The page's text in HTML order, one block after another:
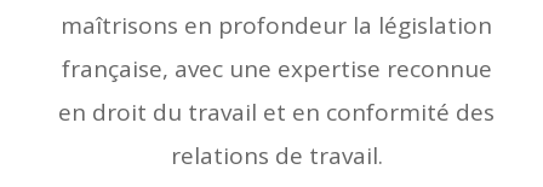
maîtrisons en profondeur la législation
française, avec une expertise reconnue
en droit du travail et en conformité des
relations de travail.